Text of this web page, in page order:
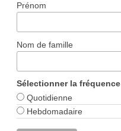
Prénom
Nom de famille
Sélectionner la fréquence
Quotidienne
Hebdomadaire